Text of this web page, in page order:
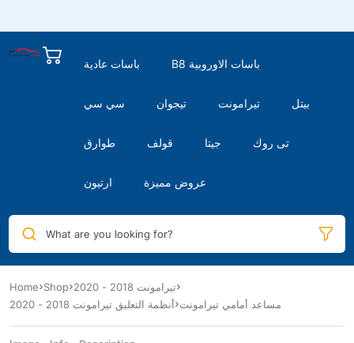
باسات عادية B8 باسات الاوروبية
سي سي تيجوان تيرامونت بيتل
طوارق قولف جيتا تى روك
ارتيون عروض مميزة
What are you looking for?
Home Shop
تيرامونت 2018 - 2020
أنظمة التعليق تيرامونت 2018 - 2020 مساعد أمامي تيرامونت